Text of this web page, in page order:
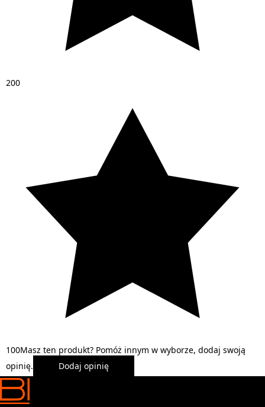
200
100Masz ten produkt? Pomóż innym w wyborze, dodaj swoją
opinię.
Dodaj opinię